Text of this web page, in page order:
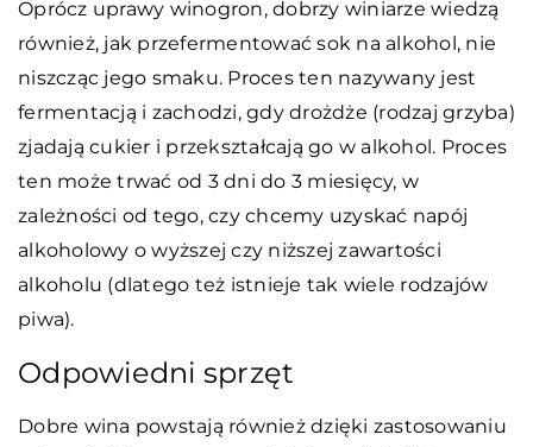
Oprócz uprawy winogron, dobrzy winiarze wiedzą
również, jak przefermentować sok na alkohol, nie
niszcząc jego smaku. Proces ten nazywany jest
fermentacją i zachodzi, gdy drożdże (rodzaj grzyba)
zjadają cukier i przekształcają go w alkohol. Proces
ten może trwać od 3 dni do 3 miesięcy, w
zależności od tego, czy chcemy uzyskać napój
alkoholowy o wyższej czy niższej zawartości
alkoholu (dlatego też istnieje tak wiele rodzajów
piwa).
Odpowiedni sprzęt
Dobre wina powstają również dzięki zastosowaniu